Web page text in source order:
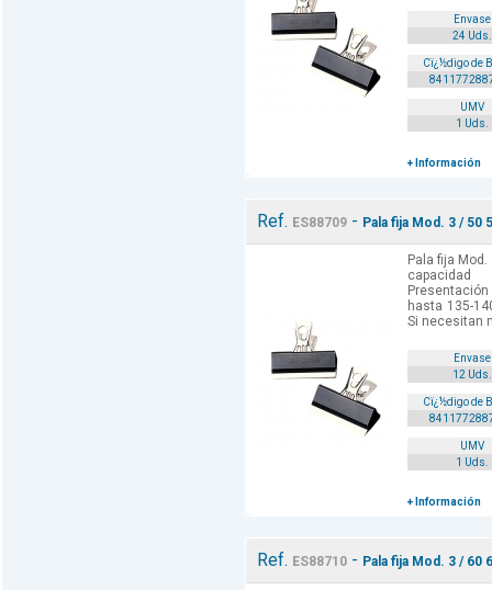
Envase
24 Uds.
Cï¿½digo de
UMV
1 Uds.
+ Información
Ref. ES88709- Pala fija Mod. 3 / 50
Pala fija
hasta 135-
Si necesitan
Envase
12 Uds.
Cï¿½digo de
UMV
1 Uds.
+ Información
Ref. ES88710- Pala fija Mod. 3 / 60